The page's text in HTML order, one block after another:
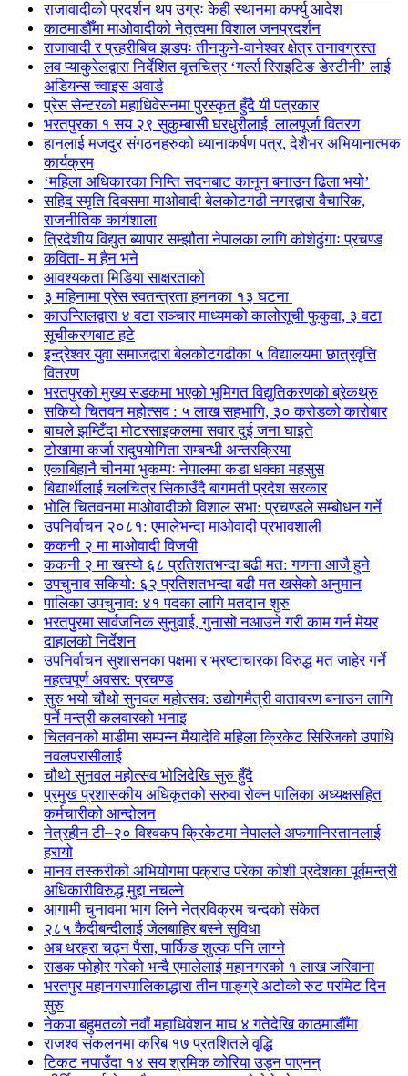
राजावादीको प्रदर्शन थप उग्रः केही स्थानमा कर्फ्यु आदेश
काठमाडौँमा माओवादीको नेतृत्वमा विशाल जनप्रदर्शन
राजावादी र प्रहरीबिच झडपः तीनकुने-वानेश्वर क्षेत्र तनावग्रस्त
लव प्याकुरेलद्वारा निर्देशित वृत्तचित्र ‘गर्ल्स रिराइटिङ डेस्टीनी’ लाई
अडियन्स च्वाइस अवार्ड
प्रेस सेन्टरको महाधिवेसनमा पुरस्कृत हुँदै यी पत्रकार
भरतपुरका १ सय २९ सुकुम्बासी घरधुरीलाई लालपूर्जा वितरण
हानलाई मजदुर संगठनहरुको ध्यानाकर्षण पत्र, देशैभर अभियानात्मक
कार्यक्रम
‘महिला अधिकारका निम्ति सदनबाट कानून बनाउन ढिला भयो’
सहिद स्मृति दिवसमा माओवादी बेलकोटगढी नगरद्वारा वैचारिक,
राजनीतिक कार्यशाला
त्रिदेशीय विद्युत ब्यापार सम्झौता नेपालका लागि कोशेढुंगाः प्रचण्ड
कविता- म हैन भने
आवश्यकता मिडिया साक्षरताको
३ महिनामा प्रेस स्वतन्त्रता हननका १३ घटना
काउन्सिलद्वारा ४ वटा सञ्चार माध्यमको कालोसूची फुकुवा, ३ वटा
सूचीकरणबाट हटे
इन्द्रेश्वर युवा समाजद्वारा बेलकोटगढीका ५ विद्यालयमा छात्रवृत्ति
वितरण
भरतपुरको मुख्य सडकमा भएको भूमिगत विद्युतिकरणको ब्रेकथ्रु
सकियो चितवन महोत्सव : ५ लाख सहभागि, ३० करोडको कारोबार
बाघले झम्टिँदा मोटरसाइकलमा सवार दुई जना घाइते
टोखामा कर्जा सदुपयोगिता सम्बन्धी अन्तरक्रिया
एकाबिहानै चीनमा भुकम्पः नेपालमा कडा धक्का महसुस
बिद्यार्थीलाई चलचित्र सिकाउँदै बागमती प्रदेश सरकार
भोलि चितवनमा माओवादीको विशाल सभा: प्रचण्डले सम्बोधन गर्ने
उपनिर्वाचन २०८१: एमालेभन्दा माओवादी प्रभावशाली
ककनी २ मा माओवादी विजयी
ककनी २ मा खस्यो ६८ प्रतिशतभन्दा बढी मत: गणना आजै हुने
उपचुनाव सकियो: ६२ प्रतिशतभन्दा बढी मत खसेको अनुमान
पालिका उपचुनाव: ४१ पदका लागि मतदान शुरु
भरतपुुरमा सार्वजनिक सुनुवाई, गुनासो नआउने गरी काम गर्न मेयर
दाहालको निर्देशन
उपनिर्वाचन सुशासनका पक्षमा र भ्रष्टाचारका विरुद्ध मत जाहेर गर्ने
महत्वपूर्ण अवसर: प्रचण्ड
सुरु भयो चौथो सुनवल महोत्सव: उद्योगमैत्री वातावरण बनाउन लागि
पर्ने मन्त्री कलवारको भनाइ
चितवनको माडीमा सम्पन्न मैयादेवि महिला क्रिकेट सिरिजको उपाधि
नवलपरासीलाई
चौथो सुनवल महोत्सव भोलिदेखि सुरु हुँदै
प्रमुख प्रशासकीय अधिकृतको सरुवा रोक्न पालिका अध्यक्षसहित
कर्मचारीको आन्दोलन
नेत्रहीन टी–२० विश्वकप क्रिकेटमा नेपालले अफगानिस्तानलाई
हरायो
मानव तस्करीको अभियोगमा पक्राउ परेका कोशी प्रदेशका पूर्वमन्त्री
अधिकारीविरुद्ध मुद्दा नचल्ने
आगामी चुनावमा भाग लिने नेत्रविक्रम चन्दको संकेत
२८५ कैदीबन्दीलाई जेलबाहिर बस्ने सुविधा
अब धरहरा चढ्न पैसा, पार्किङ शुल्क पनि लाग्ने
सडक फोहोर गरेको भन्दै एमालेलाई महानगरको १ लाख जरिवाना
भरतपुर महानगरपालिकाद्धारा तीन पाङ्ग्रे अटोको रुट परमिट दिन
सुरु
नेकपा बहुमतको नवौं महाधिवेशन माघ ४ गतेदेखि काठमाडौँमा
राजश्व संकलनमा करिब १७ प्रतशितले वृद्धि
टिकट नपाउँदा १४ सय श्रमिक कोरिया उड्न पाएनन्